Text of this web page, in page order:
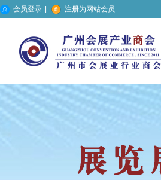
会员登录 注册为网站会员